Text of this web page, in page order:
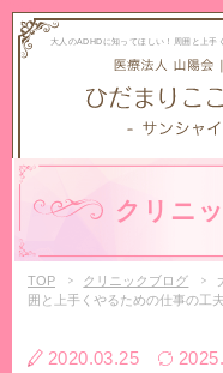
大人のADHDに知ってほしい！周囲と上手
クリニ
TOP クリニックブログ
囲と上手くやるための仕事の工夫
2020.03.25